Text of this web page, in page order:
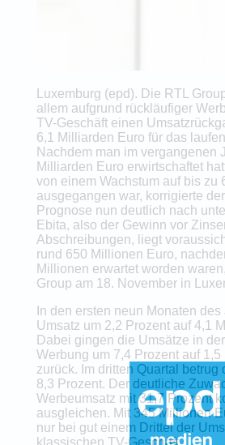
Luxemburg (epd). Die RTL
allem aufgrund rückläufiger
TV-Geschäft einen
6,1 Milliarden Euro für das
Nachdem man im vergangenen
Milliarden Euro erwirtschaftet
von einem Wachstum auf bis zu
ausgegangen war, korrigierte
Prognose nun deutlich nach
Ebita, also der Gewinn vor
Abschreibungen, liegt
rund 650 Millionen Euro,
Millionen erwartet worden
Group am 18. November in
In den ersten neun Monaten
Umsatz um 2,2 Prozent auf 4,1
Dabei gingen die Umsätze in
Werbung um 7,4 Prozent auf
zurück. Im dritten Quartal betrug
8,3 Prozent. Der deutliche
Werbeumsatz mit 31,7 Prozent
ausgleichen. Mit 345 Millionen
nur bei gut einem Drittel der
klassischen TV-Geschäft.